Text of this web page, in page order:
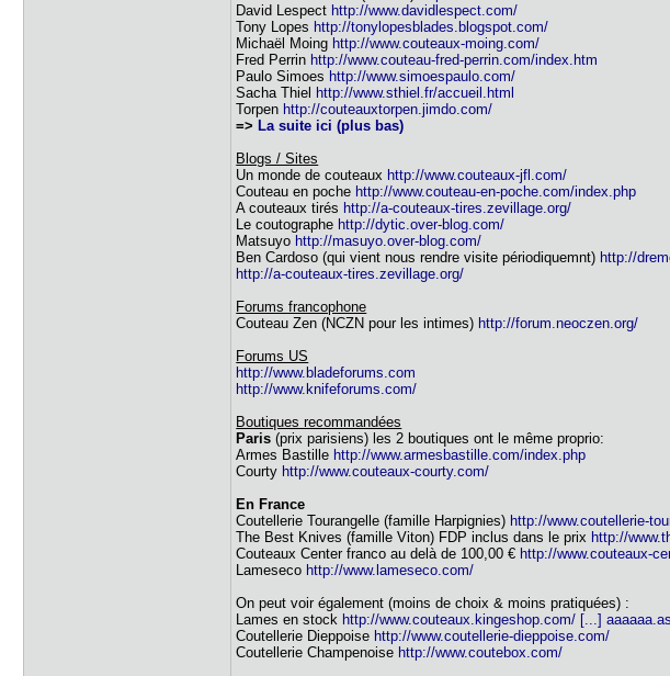
David Lespect http://www.davidlespect.com/
Tony Lopes http://tonylopesblades.blogspot.com/
Michaël Moing http://www.couteaux-moing.com/
Fred Perrin http://www.couteau-fred-perrin.com/index.htm
Paulo Simoes http://www.simoespaulo.com/
Sacha Thiel http://www.sthiel.fr/accueil.html
Torpen http://couteauxtorpen.jimdo.com/
=> La suite ici (plus bas)
Blogs / Sites
Un monde de couteaux http://www.couteaux-jfl.com/
Couteau en poche http://www.couteau-en-poche.com/index.php
A couteaux tirés http://a-couteaux-tires.zevillage.org/
Le coutographe http://dytic.over-blog.com/
Matsuyo http://masuyo.over-blog.com/
Ben Cardoso (qui vient nous rendre visite périodiquemnt) http://
http://a-couteaux-tires.zevillage.org/
Forums francophone
Couteau Zen (NCZN pour les intimes) http://forum.neoczen.org/
Forums US
http://www.bladeforums.com
http://www.knifeforums.com/
Boutiques recommandées
Paris (prix parisiens) les 2 boutiques ont le même proprio:
Armes Bastille http://www.armesbastille.com/index.php
Courty http://www.couteaux-courty.com/
En France
Coutellerie Tourangelle (famille Harpignies) http://www.coutellerie-
The Best Knives (famille Viton) FDP inclus dans le prix http://
Couteaux Center franco au delà de 100,00 € http://www.couteaux-
Lameseco http://www.lameseco.com/
On peut voir également (moins de choix & moins pratiquées) :
Lames en stock http://www.couteaux.kingeshop.com/ [...]
Coutellerie Dieppoise http://www.coutellerie-dieppoise.com/
Coutellerie Champenoise http://www.coutebox.com/